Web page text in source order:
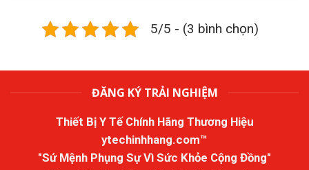
5/5 - (3 bình chọn)
ĐĂNG KÝ TRẢI NGHIỆM
Thiết Bị Y Tế Chính Hãng Thương Hiệu
ytechinhhang.com™
"Sứ Mệnh Phụng Sự Vì Sức Khỏe Cộng Đồng"